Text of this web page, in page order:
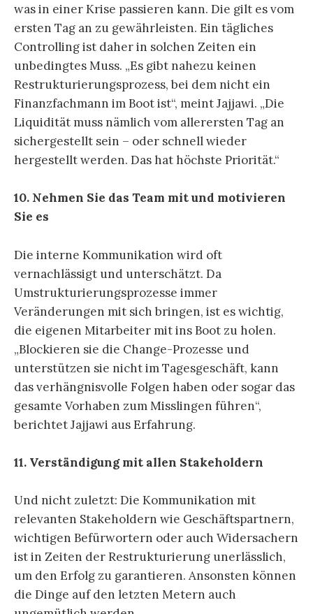
was in einer Krise passieren kann. Die gilt es vom
ersten Tag an zu gewährleisten. Ein tägliches
Controlling ist daher in solchen Zeiten ein
unbedingtes Muss. „Es gibt nahezu keinen
Restrukturierungsprozess, bei dem nicht ein
Finanzfachmann im Boot ist“, meint Jajjawi. „Die
Liquidität muss nämlich vom allerersten Tag an
sichergestellt sein – oder schnell wieder
hergestellt werden. Das hat höchste Priorität.“
10. Nehmen Sie das Team mit und motivieren
Sie es
Die interne Kommunikation wird oft
vernachlässigt und unterschätzt. Da
Umstrukturierungsprozesse immer
Veränderungen mit sich bringen, ist es wichtig,
die eigenen Mitarbeiter mit ins Boot zu holen.
„Blockieren sie die Change-Prozesse und
unterstützen sie nicht im Tagesgeschäft, kann
das verhängnisvolle Folgen haben oder sogar das
gesamte Vorhaben zum Misslingen führen“,
berichtet Jajjawi aus Erfahrung.
11. Verständigung mit allen Stakeholdern
Und nicht zuletzt: Die Kommunikation mit
relevanten Stakeholdern wie Geschäftspartnern,
wichtigen Befürwortern oder auch Widersachern
ist in Zeiten der Restrukturierung unerlässlich,
um den Erfolg zu garantieren. Ansonsten können
die Dinge auf den letzten Metern auch